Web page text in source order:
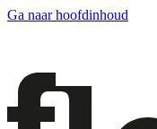
Ga naar hoofdinhoud